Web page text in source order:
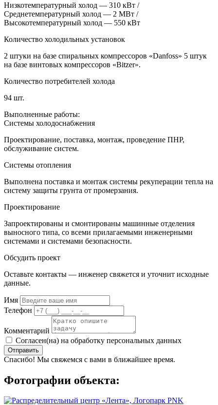
Низкотемпературный холод — 310 кВт /
Среднетемпературный холод — 2 МВт /
Высокотемпературный холод — 550 кВт
Количество холодильных установок
2 штуки на базе спиральных компрессоров «Danfoss» 5 штук
на базе винтовых компрессоров «Bitzer».
Количество потребителей холода
94 шт.
Выполненные работы:
Системы холодоснабжения
Проектирование, поставка, монтаж, проведение ПНР,
обслуживание систем.
Системы отопления
Выполнена поставка и монтаж системы рекуперации тепла на
систему защиты грунта от промерзания.
Проектирование
Запроектированы и смонтированы машинные отделения
выносного типа, со всеми прилагаемыми инженерными
системами и системами безопасности.
Обсудить проект
Оставьте контакты — инженер свяжется и уточнит исходные
данные.
Имя
Телефон
Комментарий
Согласен(на) на обработку персональных данных
Отправить
Спасибо! Мы свяжемся с вами в ближайшее время.
Фотографии объекта: